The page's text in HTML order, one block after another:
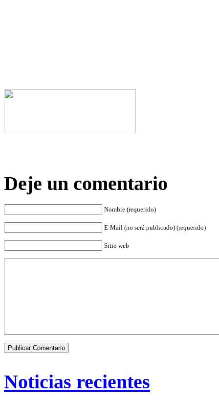
Deje un comentario
Nombre (requerido)
E-Mail (no será publicado) (requerido)
Sitio web
Noticias recientes